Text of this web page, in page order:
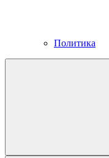
Политика